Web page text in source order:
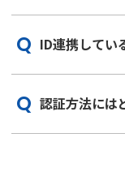
Q ID連携してい
Q 認証方法には